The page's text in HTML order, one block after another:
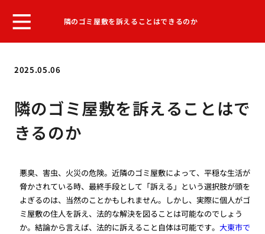
隣のゴミ屋敷を訴えることはできるのか
2025.05.06
隣のゴミ屋敷を訴えることはで
きるのか
悪臭、害虫、火災の危険。近隣のゴミ屋敷によって、平穏な生活が
脅かされている時、最終手段として「訴える」という選択肢が頭を
よぎるのは、当然のことかもしれません。しかし、実際に個人がゴ
ミ屋敷の住人を訴え、法的な解決を図ることは可能なのでしょう
か。結論から言えば、法的に訴えること自体は可能です。大東市で